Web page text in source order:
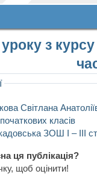
з
Світлана
класів
ЗОШ І – ІІІ
ця публікація?
щоб оцінити!